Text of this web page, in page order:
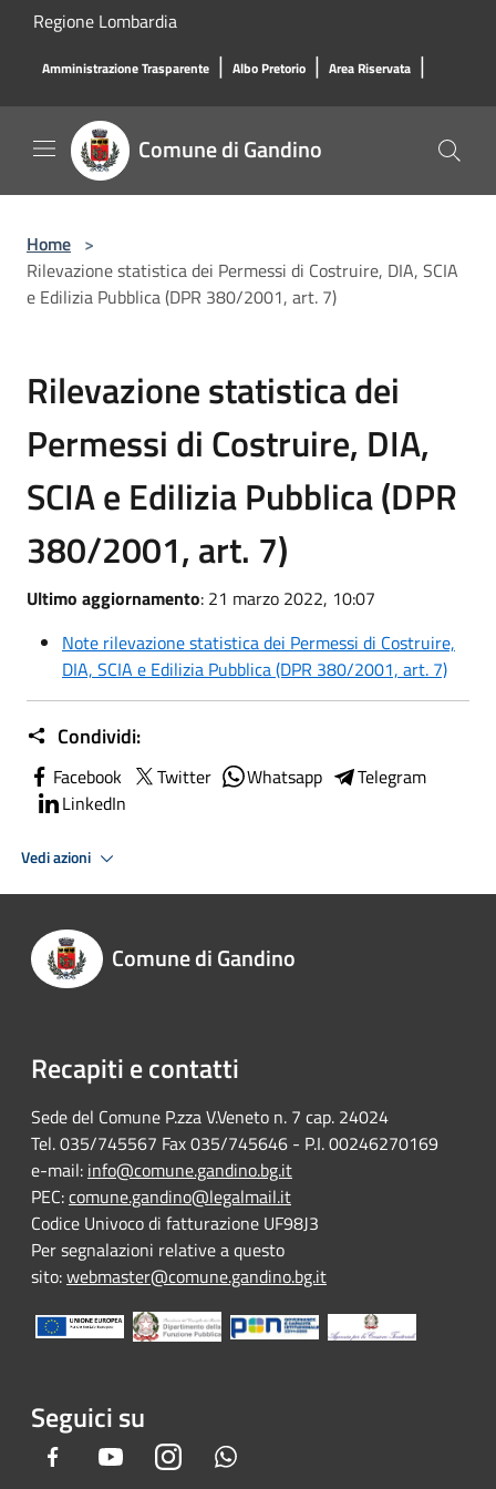
Salta al contenuto principale
Regione Lombardia
Amministrazione Trasparente | Albo Pretorio | Area Riservata |
Comune di Gandino
Home >
Rilevazione statistica dei Permessi di Costruire, DIA, SCIA
e Edilizia Pubblica (DPR 380/2001, art. 7)
Rilevazione statistica dei
Permessi di Costruire, DIA,
SCIA e Edilizia Pubblica (DPR
380/2001, art. 7)
Ultimo aggiornamento: 21 marzo 2022, 10:07
Note rilevazione statistica dei Permessi di Costruire,
DIA, SCIA e Edilizia Pubblica (DPR 380/2001, art. 7)
Condividi:
Facebook Twitter Whatsapp
Telegram
LinkedIn
Vedi azioni
Comune di Gandino
Recapiti e contatti
Sede del Comune P.zza V.Veneto n. 7 cap. 24024
Tel. 035/745567 Fax 035/745646 - P.I. 00246270169
e-mail: info@comune.gandino.bg.it
PEC:comune.gandino@legalmail.it
Codice Univoco di fatturazione UF98J3
Per segnalazioni relative a questo
sito:webmaster@comune.gandino.bg.it
Seguici su
Facebook YoutubeInstagram